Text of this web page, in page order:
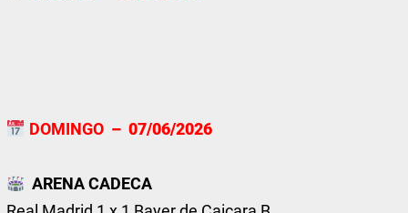
DOMINGO– 07/06/2026
ARENA CADECA